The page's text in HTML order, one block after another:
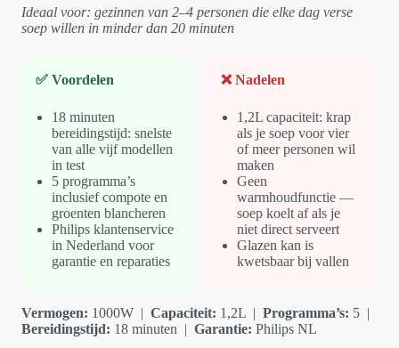
Ideaal voor: gezinnen van 2–4 personen die elke dag verse
soep willen in minder dan 20 minuten
✅ Voordelen
18 minuten
bereidingstijd: snelste
van alle vijf modellen
in test
5 programma’s
inclusief compote en
groenten blancheren
Philips klantenservice
in Nederland voor
garantie en reparaties
❌ Nadelen
1,2L capaciteit: krap
als je soep voor vier
of meer personen wil
maken
Geen
warmhoudfunctie —
soep koelt af als je
niet direct serveert
Glazen kan is
kwetsbaar bij vallen
Vermogen: 1000W | Capaciteit: 1,2L | Programma’s: 5 |
Bereidingstijd: 18 minuten | Garantie: Philips NL